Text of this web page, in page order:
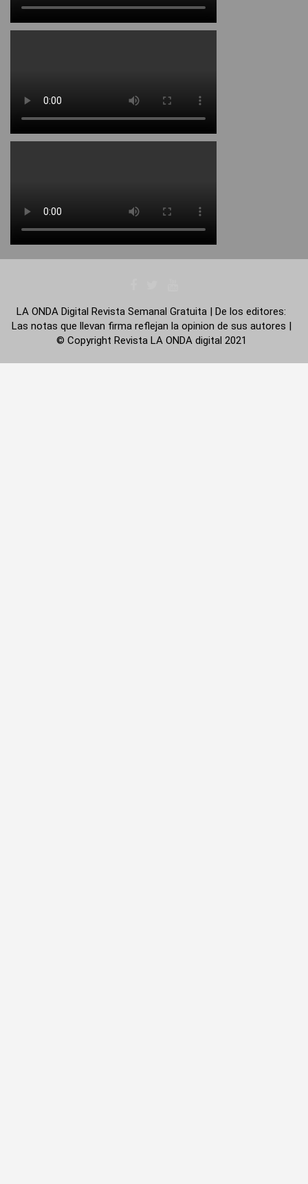
LA ONDA Digital Revista Semanal Gratuita | De los editores:
Las notas que llevan firma reflejan la opinion de sus autores |
© Copyright Revista LA ONDA digital 2021